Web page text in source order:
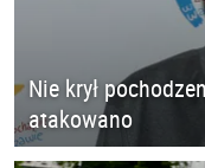
Nie krył
atakowano